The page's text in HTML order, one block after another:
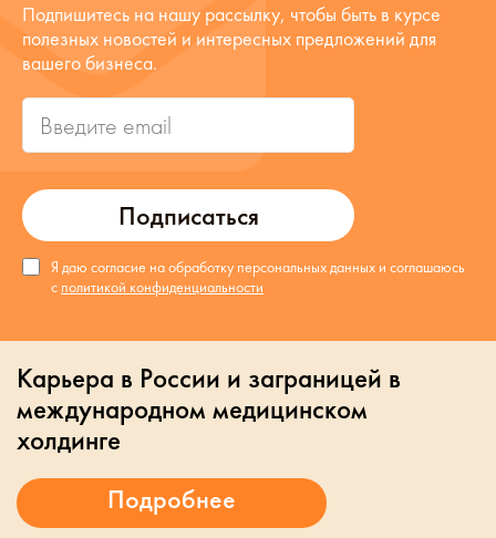
Подписаться
Подпишитесь на нашу рассылку, чтобы быть в курсе
полезных новостей и интересных предложений для
вашего бизнеса.
Я даю согласие на обработку персональных данных и соглашаюсь
с политикой конфиденциальности
Карьера в России и заграницей в
международном медицинском
холдинге